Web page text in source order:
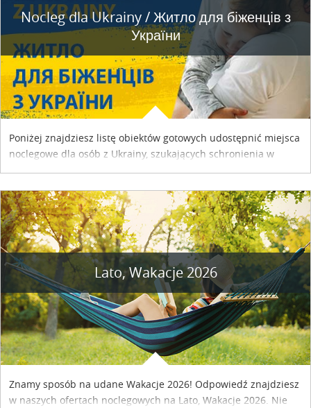
Nocleg dla Ukrainy / Житло для бiженцiв з
України
Poniżej znajdziesz listę obiektów gotowych udostępnić miejsca
noclegowe dla osób z Ukrainy, szukających schronienia w
Lato, Wakacje 2026
Znamy sposób na udane Wakacje 2026! Odpowiedź znajdziesz
w naszych ofertach noclegowych na Lato, Wakacje 2026. Nie